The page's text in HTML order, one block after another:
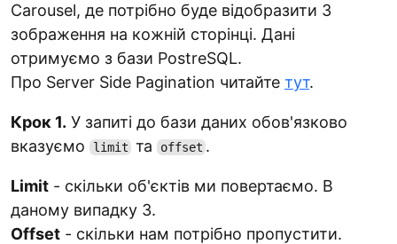
Carousel, де потрібно буде відобразити 3
зображення на кожній сторінці. Дані
отримуємо з бази PostreSQL.
Про Server Side Pagination читайте тут.
Крок 1. У зaпиті до бази даних обов'язково
вказуємо
limit та offset .
Limit - скільки об'єктів ми повертаємо. В
даному випадку 3.
Offset - скільки нам потрібно пропустити.